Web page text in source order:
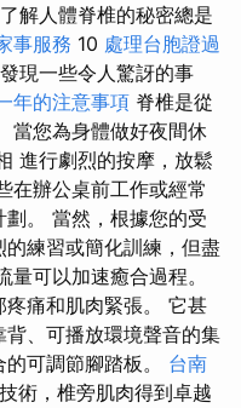
了解人體脊椎的秘密總是
事服務 10 處理台胞證過
現一些令人驚訝的事
年的注意事項 脊椎是從
當您為身體做好夜間休
進行劇烈的按摩，放鬆
在辦公桌前工作或經常
。 當然，根據您的受
練習或簡化訓練，但盡
可以加速癒合過程。
痛和肌肉緊張。 它甚
、可播放環境聲音的集
可調節腳踏板。 台南
術，椎旁肌肉得到卓越